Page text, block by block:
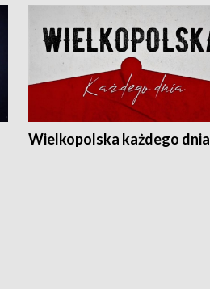
Wielkopolska każdego dnia